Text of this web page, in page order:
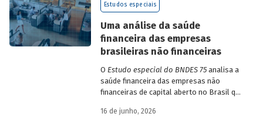
Estudos especiais
Uma análise da saúde
financeira das empresas
brasileiras não financeiras
O Estudo especial do BNDES 75analisa a
saúde financeira das empresas não
financeiras de capital aberto no Brasil que
valores. Para isso, parte de uma amostra
16 de junho, 2026